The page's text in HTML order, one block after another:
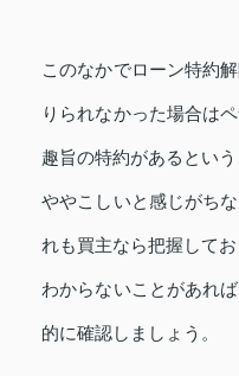
このなかでローン特約
りられなかった場合は
趣旨の特約があるとい
ややこしいと感じがち
れも買主なら把握してお
わからないことがあれ
的に確認しましょう。